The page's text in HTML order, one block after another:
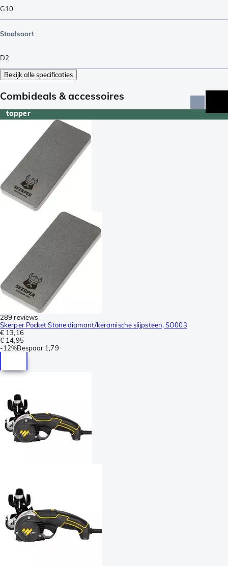
G10
Staalsoort
D2
Bekijk alle specificaties
Combideals & accessoires
topper
289 reviews
Skerper Pocket Stone diamant/keramische slijpsteen, SO003
€ 13,16
€ 14,95
-12%Bespaar 1,79